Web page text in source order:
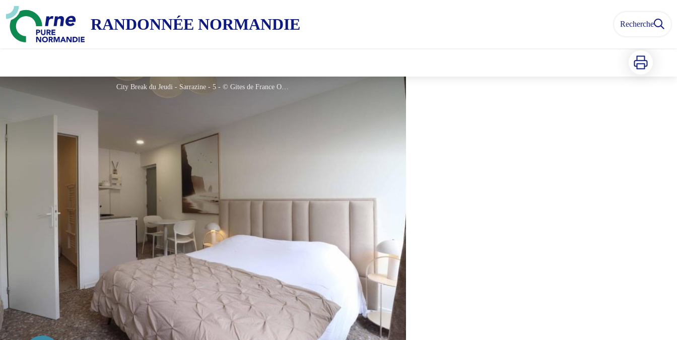
RANDONNÉE NORMANDIE Recherche
Imprimer
City Break du Jeudi - Sarrazine - 5 - © Gites de France Orne